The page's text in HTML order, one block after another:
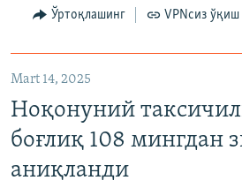
Ўртоқлашинг VPNсиз ўқиш
Mart 14, 2025
Ноқонуний
боғлиқ 108 мингдан
аниқланди